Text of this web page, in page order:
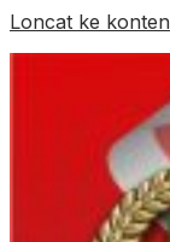
Loncat ke konten